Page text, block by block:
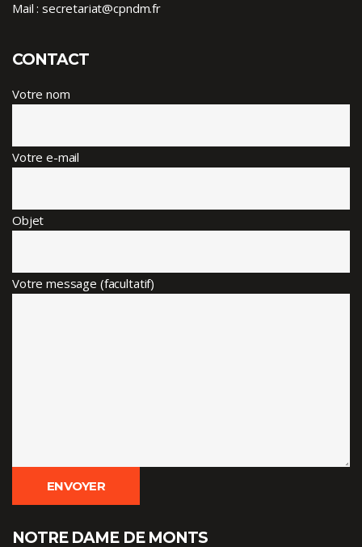
Mail : secretariat@cpndm.fr
CONTACT
Votre nom
Votre e-mail
Objet
Votre message (facultatif)
NOTRE DAME DE MONTS